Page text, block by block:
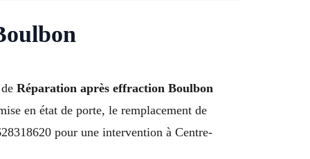
Réparation après effraction Boulbon
en état de porte, le remplacement de
pour une intervention à Centre-